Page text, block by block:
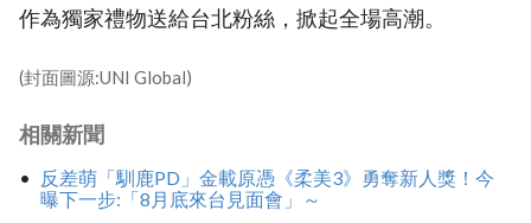
作為獨家禮物送給台北粉絲，掀起全場高潮。
(封面圖源:UNI Global)
相關新聞
反差萌「馴鹿PD」金載原憑《柔美3》勇奪新人獎！今
曝下一步:「8月底來台見面會」～